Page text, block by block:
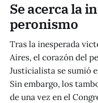
Se acerca la
peronismo
Tras la inesperada
Aires, el corazón del
Justicialista se sumió
Sin embargo, los
de una vez en el